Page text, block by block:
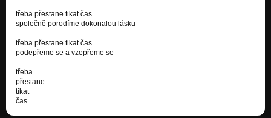
třeba přestane tikat čas
společně porodíme dokonalou lásku
třeba přestane tikat čas
podepřeme se a vzepřeme se
třeba
přestane
tikat
čas